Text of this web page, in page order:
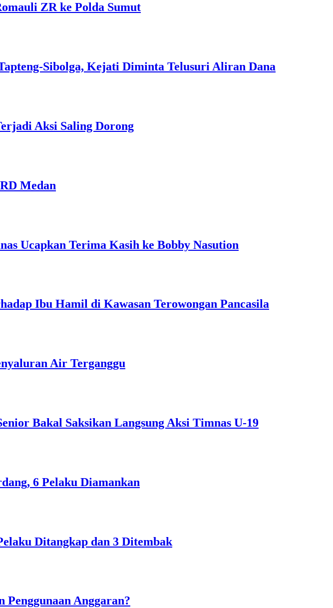
ZR ke Polda Sumut
Sibolga, Kejati Diminta Telusuri Aliran Dana
Aksi Saling Dorong
Medan
Ucapkan Terima Kasih ke Bobby Nasution
Ibu Hamil di Kawasan Terowongan Pancasila
Air Terganggu
Bakal Saksikan Langsung Aksi Timnas U-19
6 Pelaku Diamankan
Ditangkap dan 3 Ditembak
Anggaran?